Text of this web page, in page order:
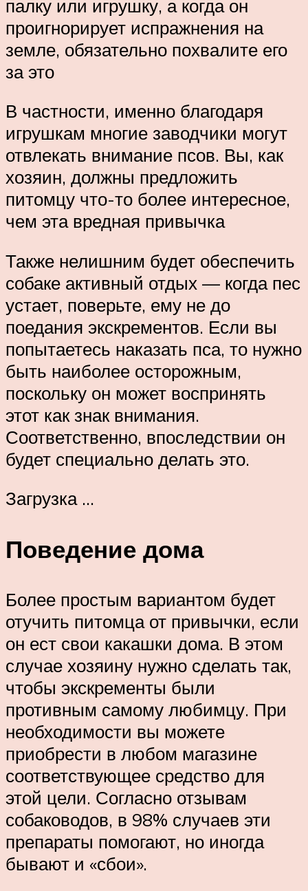
палку или игрушку, а когда он
проигнорирует испражнения на
земле, обязательно похвалите его
за это
В частности, именно благодаря
игрушкам многие заводчики могут
отвлекать внимание псов. Вы, как
хозяин, должны предложить
питомцу что-то более интересное,
чем эта вредная привычка
Также нелишним будет обеспечить
собаке активный отдых — когда пес
устает, поверьте, ему не до
поедания экскрементов. Если вы
попытаетесь наказать пса, то нужно
быть наиболее осторожным,
поскольку он может воспринять
этот как знак внимания.
Соответственно, впоследствии он
будет специально делать это.
Загрузка …
Поведение дома
Более простым вариантом будет
отучить питомца от привычки, если
он ест свои какашки дома. В этом
случае хозяину нужно сделать так,
чтобы экскременты были
противным самому любимцу. При
необходимости вы можете
приобрести в любом магазине
соответствующее средство для
этой цели. Согласно отзывам
собаководов, в 98% случаев эти
препараты помогают, но иногда
бывают и «сбои».